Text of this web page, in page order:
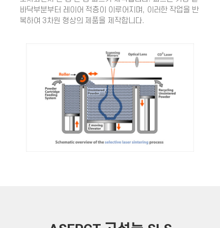
바닥부분부터 레이어 적층이 이루어지며, 이러한 작업을 반
복하여 3차원 형상의 제품을 제작합니다.